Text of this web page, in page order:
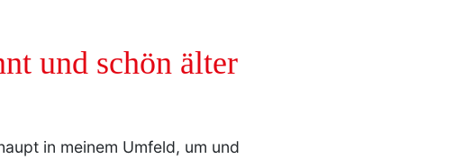
und schön älter
in meinem Umfeld, um und